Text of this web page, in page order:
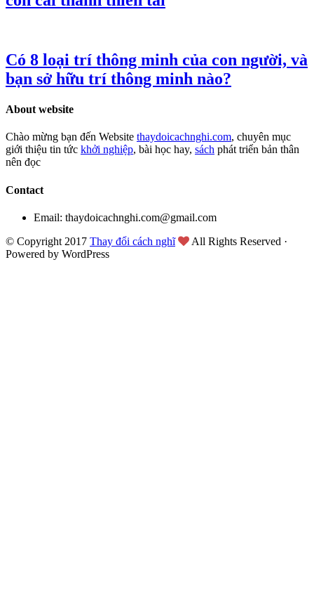
Có 8 loại trí thông minh của con người, và
bạn sở hữu trí thông minh nào?
About website
Chào mừng bạn đến Website thaydoicachnghi.com, chuyên mục
giới thiệu tin tức khởi nghiệp, bài học hay, sách phát triển bản thân
nên đọc
Contact
Email: thaydoicachnghi.com@gmail.com
© Copyright 2017 Thay đổi cách nghĩ
All Rights Reserved ·
Powered by WordPress